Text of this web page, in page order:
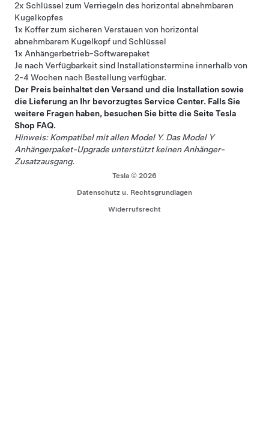
2x Schlüssel zum Verriegeln des horizontal abnehmbaren
Kugelkopfes
1x Koffer zum sicheren Verstauen von horizontal
abnehmbarem Kugelkopf und Schlüssel
1x Anhängerbetrieb-Softwarepaket
Je nach Verfügbarkeit sind Installationstermine innerhalb von
2-4 Wochen nach Bestellung verfügbar.
Der Preis beinhaltet den Versand und die Installation sowie
die Lieferung an Ihr bevorzugtes Service Center. Falls Sie
weitere Fragen haben, besuchen Sie bitte die SeiteTesla
Shop FAQ.
Hinweis: Kompatibel mit allen Model Y. Das Model Y
Anhängerpaket-Upgrade unterstützt keinen Anhänger-
Zusatzausgang.
Tesla © 2026
Datenschutz u. Rechtsgrundlagen
Widerrufsrecht